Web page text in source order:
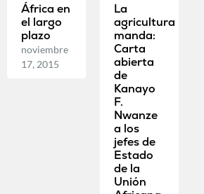
África en
el largo
plazo
noviembre
17, 2015
La
agricultura
manda:
Carta
abierta
de
Kanayo
F.
Nwanze
a los
jefes de
Estado
de la
Unión